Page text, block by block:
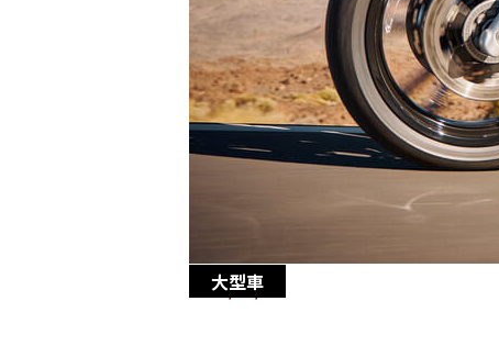
大型車
2023/09/07